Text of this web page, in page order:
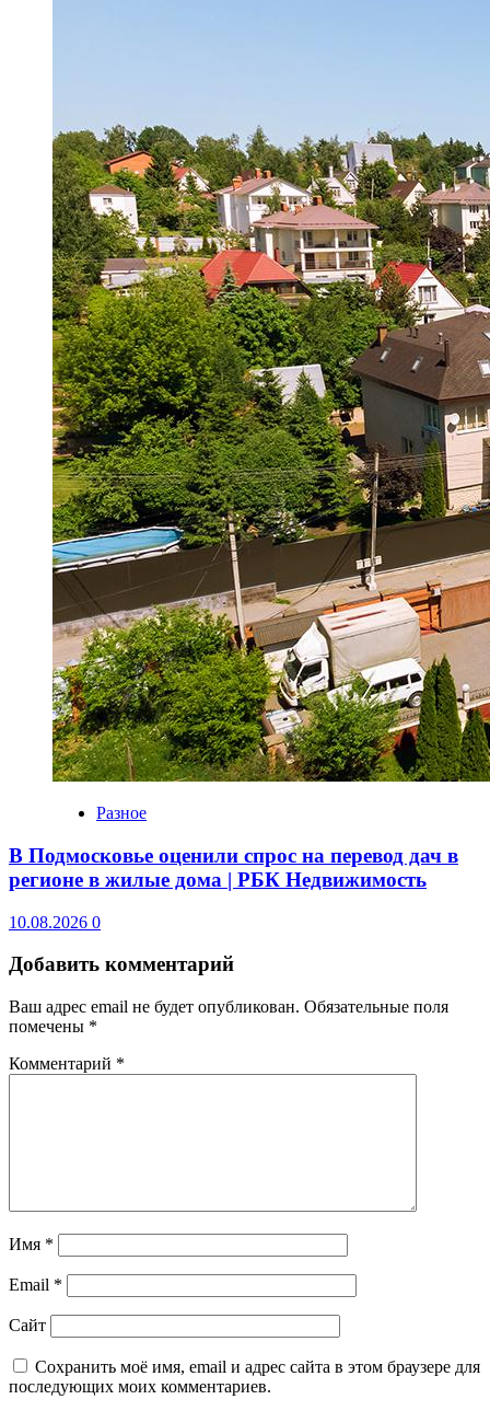
Разное
В Подмосковье оценили спрос на перевод дач в
регионе в жилые дома | РБК Недвижимость
10.08.2026 0
Добавить комментарий
Ваш адрес email не будет опубликован. Обязательные поля
помечены *
Комментарий *
Имя *
Email *
Сайт
Сохранить моё имя, email и адрес сайта в этом браузере для
последующих моих комментариев.